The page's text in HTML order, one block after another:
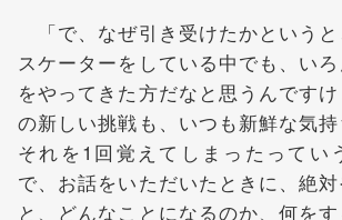
「で、なぜ引き受けたかという
スケーターをしている中でも、い
をやってきた方だなと思うんです
の新しい挑戦も、いつも新鮮な気持
それを1回覚えてしまったってい
で、お話をいただいたときに、絶
と、どんなことになるのか、何を